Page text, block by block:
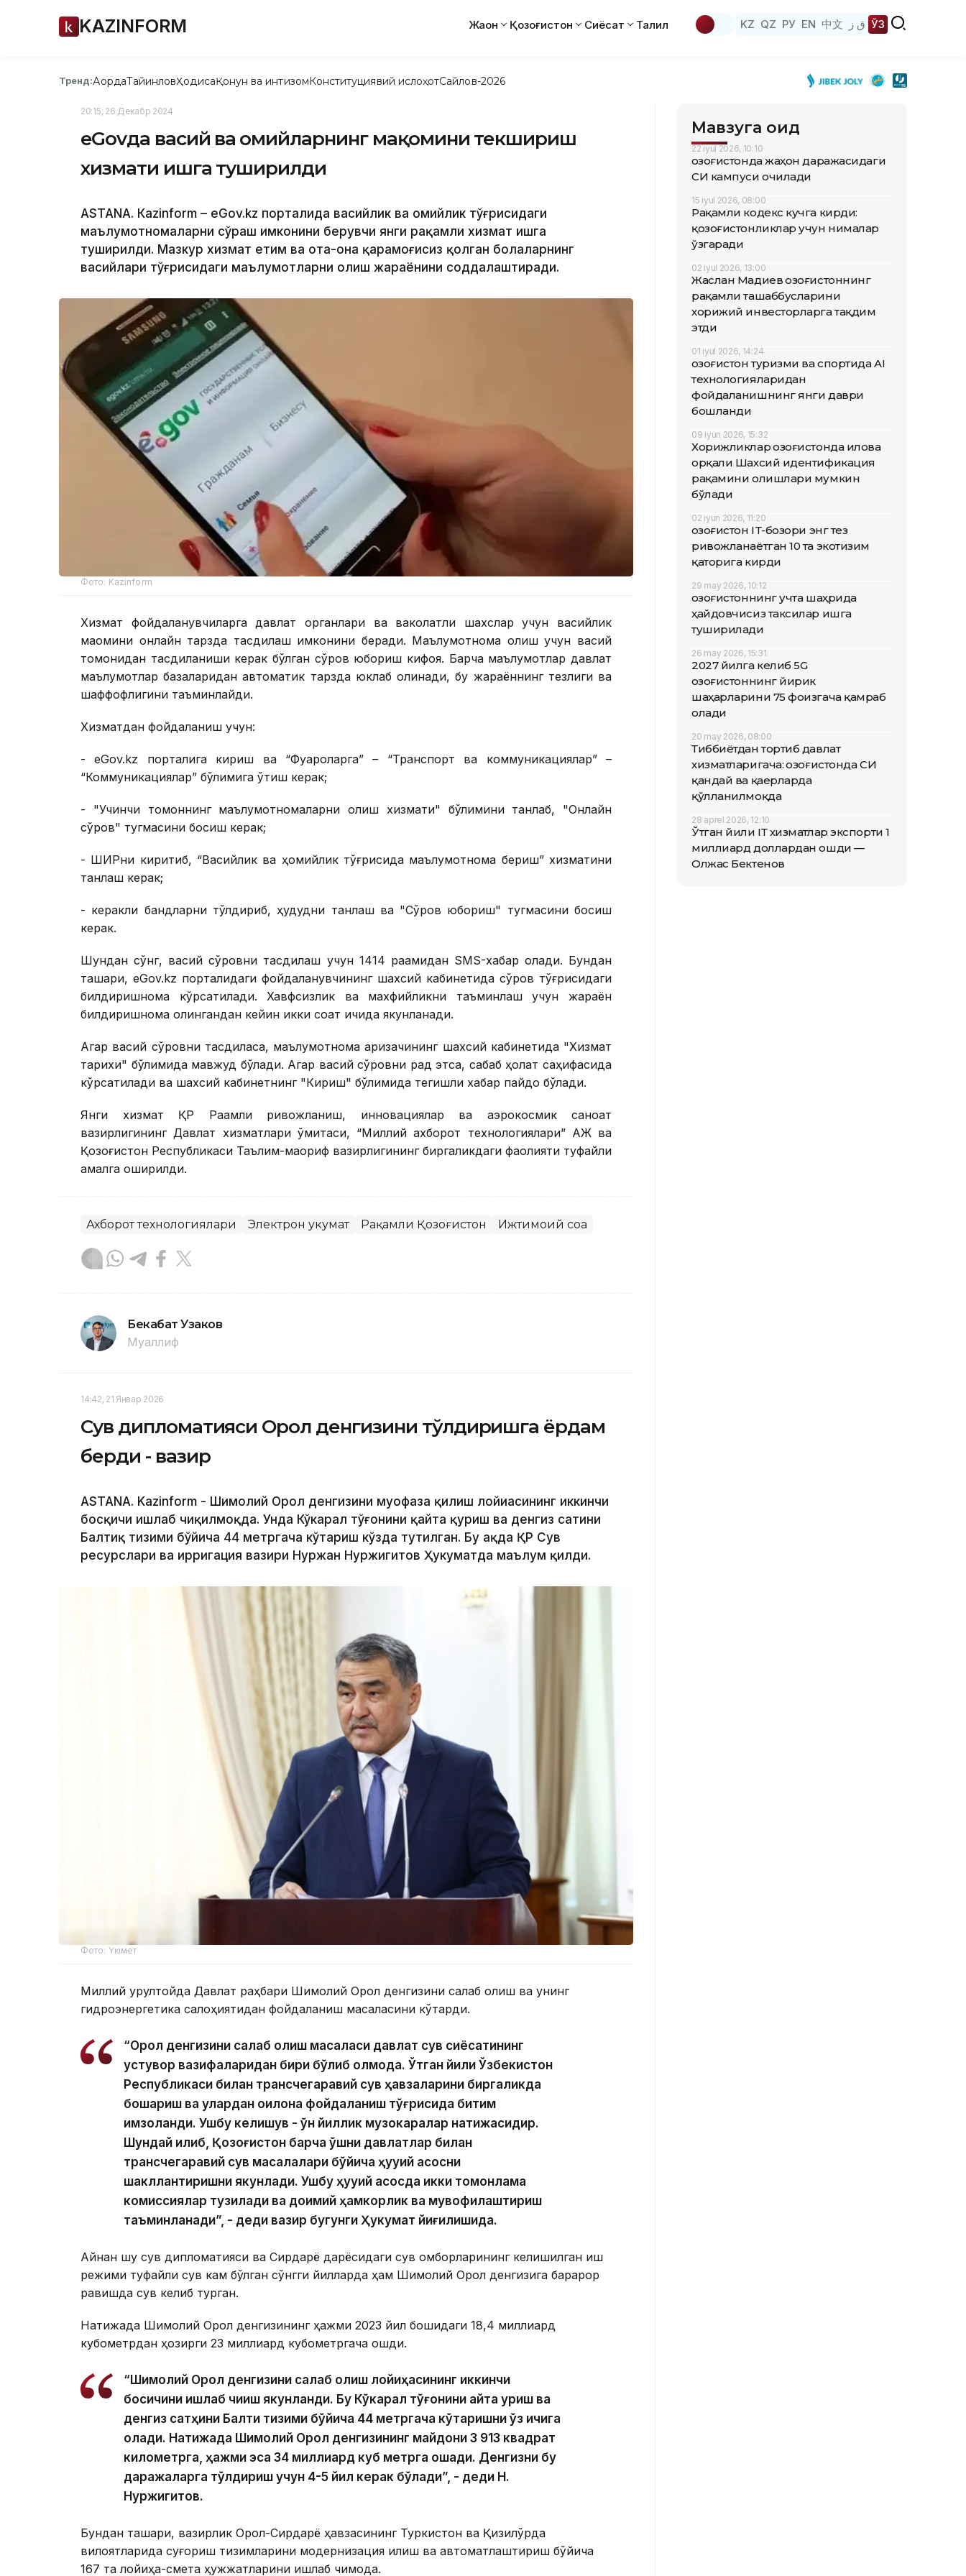
KAZINFORM Жаҳон Қозоғистон Сиёсат Таҳлил KZ QZ РУ EN 中文 ق ز ЎЗ
Тренд:АқордаТайинловҲодисаҚонун ва интизомКонституциявий ислоҳотСайлов-2026
20:15, 26 Декабр 2024
eGovда васий ва ҳомийларнинг мақомини текшириш
хизмати ишга туширилди
ASTANА. Кazinform – eGov.kz порталида васийлик ва ҳомийлик тўғрисидаги
маълумотномаларни сўраш имконини берувчи янги рақамли хизмат ишга
туширилди. Мазкур хизмат етим ва ота-она қарамоғисиз қолган болаларнинг
васийлари тўғрисидаги маълумотларни олиш жараёнини соддалаштиради.
Фото: Kazinform
Хизмат фойдаланувчиларга давлат органлари ва ваколатли шахслар учун васийлик
мақомини онлайн тарзда тасдиқлаш имконини беради. Маълумотнома олиш учун васий
томонидан тасдиқланиши керак бўлган сўров юбориш кифоя. Барча маълумотлар давлат
маълумотлар базаларидан автоматик тарзда юклаб олинади, бу жараённинг тезлиги ва
шаффофлигини таъминлайди.
Хизматдан фойдаланиш учун:
- eGov.kz порталига кириш ва “Фуқароларга” – “Транспорт ва коммуникациялар” –
“Коммуникациялар” бўлимига ўтиш керак;
- "Учинчи томоннинг маълумотномаларни олиш хизмати" бўлимини танлаб, "Онлайн
сўров" тугмасини босиш керак;
- ШИРни киритиб, “Васийлик ва ҳомийлик тўғрисида маълумотнома бериш” хизматини
танлаш керак;
- керакли бандларни тўлдириб, ҳудудни танлаш ва "Сўров юбориш" тугмасини босиш
керак.
Шундан сўнг, васий сўровни тасдиқлаш учун 1414 рақамидан SМS-хабар олади. Бундан
ташқари, eGov.kz порталидаги фойдаланувчининг шахсий кабинетида сўров тўғрисидаги
билдиришнома кўрсатилади. Хавфсизлик ва махфийликни таъминлаш учун жараён
билдиришнома олингандан кейин икки соат ичида якунланади.
Агар васий сўровни тасдиқласа, маълумотнома аризачининг шахсий кабинетида "Хизмат
тарихи" бўлимида мавжуд бўлади. Агар васий сўровни рад этса, сабаб ҳолат саҳифасида
кўрсатилади ва шахсий кабинетнинг "Кириш" бўлимида тегишли хабар пайдо бўлади.
Янги хизмат ҚР Рақамли ривожланиш, инновациялар ва аэрокосмик саноат
вазирлигининг Давлат хизматлари қўмитаси, “Миллий ахборот технологиялари” АЖ ва
Қозоғистон Республикаси Таълим-маориф вазирлигининг биргаликдаги фаолияти туфайли
амалга оширилди.
Ахборот технологиялари Электрон ҳукумат Рақамли Қозоғистон Ижтимоий соҳа
Бекабат Узаков
Муаллиф
14:42, 21 Январ 2026
Сув дипломатияси Орол денгизини тўлдиришга ёрдам
берди - вазир
ASTANA. Kazinform - Шимолий Орол денгизини муҳофаза қилиш лойиҳасининг иккинчи
босқичи ишлаб чиқилмоқда. Унда Кўкарал тўғонини қайта қуриш ва денгиз сатҳини
Балтиқ тизими бўйича 44 метргача кўтариш кўзда тутилган. Бу ҳақда ҚР Сув
ресурслари ва ирригация вазири Нуржан Нуржигитов Ҳукуматда маълум қилди.
Фото: Үкімет
Миллий қурултойда Давлат раҳбари Шимолий Орол денгизини сақлаб қолиш ва унинг
гидроэнергетика салоҳиятидан фойдаланиш масаласини кўтарди.
“Орол денгизини сақлаб қолиш масаласи давлат сув сиёсатининг
устувор вазифаларидан бири бўлиб қолмоқда. Ўтган йили Ўзбекистон
Республикаси билан трансчегаравий сув ҳавзаларини биргаликда
бошқариш ва улардан оқилона фойдаланиш тўғрисида битим
имзоланди. Ушбу келишув - ўн йиллик музокаралар натижасидир.
Шундай қилиб, Қозоғистон барча қўшни давлатлар билан
трансчегаравий сув масалалари бўйича ҳуқуқий асосни
шакллантиришни якунлади. Ушбу ҳуқуқий асосда икки томонлама
комиссиялар тузилади ва доимий ҳамкорлик ва мувофиқлаштириш
таъминланади”, - деди вазир бугунги Ҳукумат йиғилишида.
Айнан шу сув дипломатияси ва Сирдарё дарёсидаги сув омборларининг келишилган иш
режими туфайли сув кам бўлган сўнгги йилларда ҳам Шимолий Орол денгизига барқарор
равишда сув келиб турган.
Натижада Шимолий Орол денгизининг ҳажми 2023 йил бошидаги 18,4 миллиард
кубометрдан ҳозирги 23 миллиард кубометргача ошди.
“Шимолий Орол денгизини сақлаб қолиш лойиҳасининг иккинчи
босқичини ишлаб чиқиш якунланди. Бу Кўкарал тўғонини қайта қуриш ва
денгиз сатҳини Балтиқ тизими бўйича 44 метргача кўтаришни ўз ичига
олади. Натижада Шимолий Орол денгизининг майдони 3 913 квадрат
километрга, ҳажми эса 34 миллиард куб метрга ошади. Денгизни бу
даражаларга тўлдириш учун 4-5 йил керак бўлади”, - деди Н.
Нуржигитов.
Бундан ташқари, вазирлик Орол-Сирдарё ҳавзасининг Туркистон ва Қизилўрда
вилоятларида суғориш тизимларини модернизация қилиш ва автоматлаштириш бўйича
167 та лойиҳа-смета ҳужжатларини ишлаб чиқмоқда.
Мавзуга оид
22 iyul 2026, 10:10
Қозоғистонда жаҳон даражасидаги
СИ кампуси очилади
15 iyul 2026, 08:00
Рақамли кодекс кучга кирди:
қозоғистонликлар учун нималар
ўзгаради
02 iyul 2026, 13:00
Жаслан Мадиев Қозоғистоннинг
рақамли ташаббусларини
хорижий инвесторларга тақдим
этди
01 iyul 2026, 14:24
Қозоғистон туризми ва спортида AI
технологияларидан
фойдаланишнинг янги даври
бошланди
09 iyun 2026, 15:32
Хорижликлар Қозоғистонда илова
орқали Шахсий идентификация
рақамини олишлари мумкин
бўлади
02 iyun 2026, 11:20
Қозоғистон IT-бозори энг тез
ривожланаётган 10 та экотизим
қаторига кирди
29 may 2026, 10:12
Қозоғистоннинг учта шаҳрида
ҳайдовчисиз таксилар ишга
туширилади
26 may 2026, 15:31
2027 йилга келиб 5G
Қозоғистоннинг йирик
шаҳарларини 75 фоизгача қамраб
олади
20 may 2026, 08:00
Тиббиётдан тортиб давлат
хизматларигача: Қозоғистонда СИ
қандай ва қаерларда
қўлланилмоқда
28 aprel 2026, 12:10
Ўтган йили IТ хизматлар экспорти 1
миллиард доллардан ошди —
Олжас Бектенов